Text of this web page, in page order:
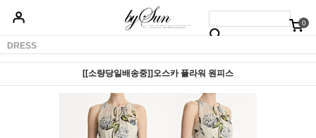
0
베스트50
DRESS
[[소량당일배송중]]오스카 플라워 원피스